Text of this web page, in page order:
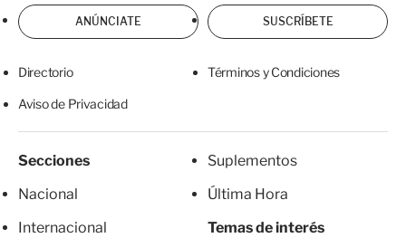
ANÚNCIATE SUSCRÍBETE
Directorio Términos y Condiciones
Aviso de Privacidad
Secciones
Nacional
Internacional
Suplementos
Última Hora
Temas de interés